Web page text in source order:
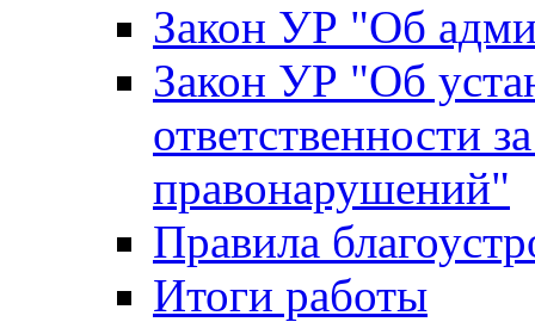
Закон УР "Об
Закон УР "Об
ответственности
правонарушений"
Правила
Итоги работы